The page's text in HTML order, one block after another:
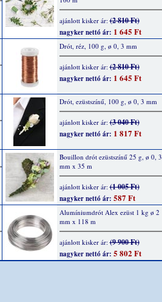
ajánlott kisker ár:(2 810 Ft)
nagyker nettó ár: 1 645 Ft
Drót, réz, 100 g, ø 0, 3 mm
ajánlott kisker ár:(2 810 Ft)
nagyker nettó ár: 1 645 Ft
Drót, ezüstszínű, 100 g, ø 0, 3 mm
ajánlott kisker ár:(3 040 Ft)
nagyker nettó ár: 1 817 Ft
Bouillon drót ezüstszínű 25 g, ø 0, 3
mm x 35 m
ajánlott kisker ár:(1 005 Ft)
nagyker nettó ár: 587 Ft
Alumíniumdrót Alex ezüst 1 kg ø 2
mm x 118 m
ajánlott kisker ár:(9 900 Ft)
nagyker nettó ár: 5 802 Ft